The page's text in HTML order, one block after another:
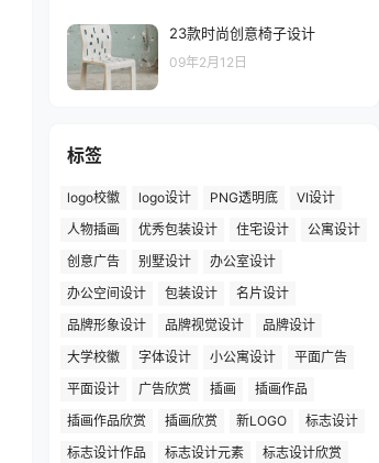
23款时尚创意椅子设计
09年2月12日
标签
logo校徽 logo设计 PNG透明底
VI设计
人物插画
优秀包装设计 住宅设计
公寓设计
创意广告
别墅设计
办公室设计
办公空间设计
包装设计
名片设计
品牌形象设计
品牌视觉设计
品牌设计
大学校徽
字体设计 小公寓设计
平面广告
平面设计
广告欣赏 插画
插画作品
插画作品欣赏
插画欣赏 新LOGO
标志设计
标志设计作品
标志设计元素
标志设计欣赏